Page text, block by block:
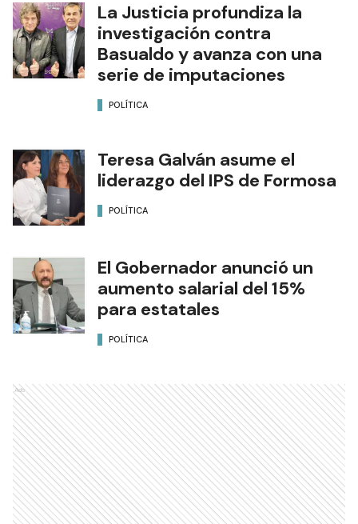
La Justicia profundiza la
investigación contra
Basualdo y avanza con una
serie de imputaciones
POLÍTICA
Teresa Galván asume el
liderazgo del IPS de Formosa
POLÍTICA
El Gobernador anunció un
aumento salarial del 15%
para estatales
POLÍTICA
Ads